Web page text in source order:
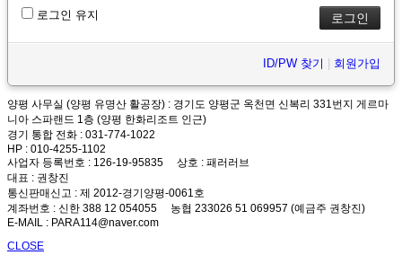
로그인 유지
ID/PW 찾기 회원가입
양평 사무실 (양평 유명산 활공장) : 경기도 양평군 옥천면 신복리 331번지 게르마
니아 스파랜드 1층 (양평 한화리조트 인근)
경기 통합 전화 : 031-774-1022
HP : 010-4255-1102
사업자 등록번호 : 126-19-95835 상호 : 패러러브
대표 : 권창진
통신판매신고 : 제 2012-경기양평-0061호
계좌번호 : 신한 388 12 054055 농협 233026 51 069957 (예금주 권창진)
E-MAIL : PARA114@naver.com
CLOSE